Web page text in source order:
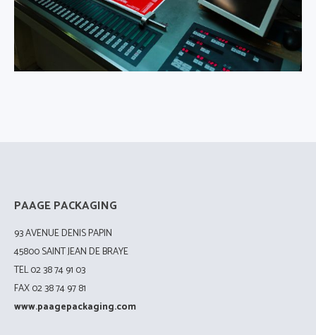
PAAGE PACKAGING
93 AVENUE DENIS PAPIN
45800 SAINT JEAN DE BRAYE
TEL 02 38 74 91 03
FAX 02 38 74 97 81
www.paagepackaging.com